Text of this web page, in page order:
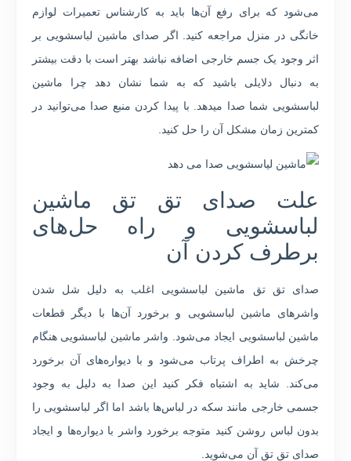
می‌شود که برای رفع آن‌ها باید به کارشناس تعمیرات لوازم
خانگی در منزل مراجعه کنید. اگر صدای ماشین لباسشویی بر
اثر وجود یک جسم خارجی اضافه نباشد بهتر است با دقت بیشتر
به دنبال دلایلی باشید که به شما نشان دهد چرا ماشین
لباسشویی شما صدا میدهد. با پیدا کردن منبع صدا می‌توانید در
کمترین زمان مشکل آن را حل کنید.
علت صدای تق تق ماشین
لباسشویی و راه حل‌های
برطرف کردن آن
صدای تق تق ماشین لباسشویی اغلب به دلیل شل شدن
واشرهای ماشین لباسشویی و برخورد آن‌ها با دیگر قطعات
ماشین لباسشویی ایجاد می‌شود. واشر ماشین لباسشویی هنگام
چرخش به اطراف پرتاب می‌شود و با دیواره‌های آن برخورد
می‌کند. شاید به اشتباه فکر کنید این صدا به دلیل به وجود
جسمی خارجی مانند سکه در لباس‌ها باشد اما اگر لباسشویی را
بدون لباس روشن کنید متوجه برخورد واشر با دیواره‌ها و ایجاد
صدای تق تق آن می‌شوید.